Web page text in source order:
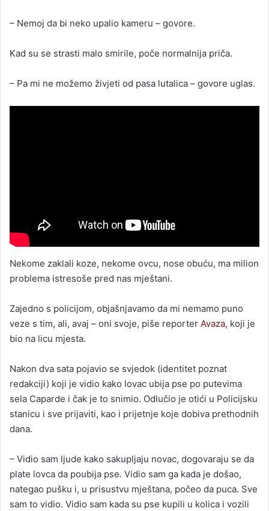
– Nemoj da bi neko upalio kameru – govore.
Kad su se strasti malo smirile, poče normalnija priča.
– Pa mi ne možemo živjeti od pasa lutalica – govore uglas.
Nekome zaklali koze, nekome ovcu, nose obuću, ma milion
problema istresoše pred nas mještani.
Zajedno s policijom, objašnjavamo da mi nemamo puno
veze s tim, ali, avaj – oni svoje, piše reporter Avaza, koji je
bio na licu mjesta.
Nakon dva sata pojavio se svjedok (identitet poznat
redakciji) koji je vidio kako lovac ubija pse po putevima
sela Caparde i čak je to snimio. Odlučio je otići u Policijsku
stanicu i sve prijaviti, kao i prijetnje koje dobiva prethodnih
dana.
– Vidio sam ljude kako sakupljaju novac, dogovaraju se da
plate lovca da poubija pse. Vidio sam ga kada je došao,
nategao pušku i, u prisustvu mještana, počeo da puca. Sve
sam to vidio. Vidio sam kada su pse kupili u kolica i vozili